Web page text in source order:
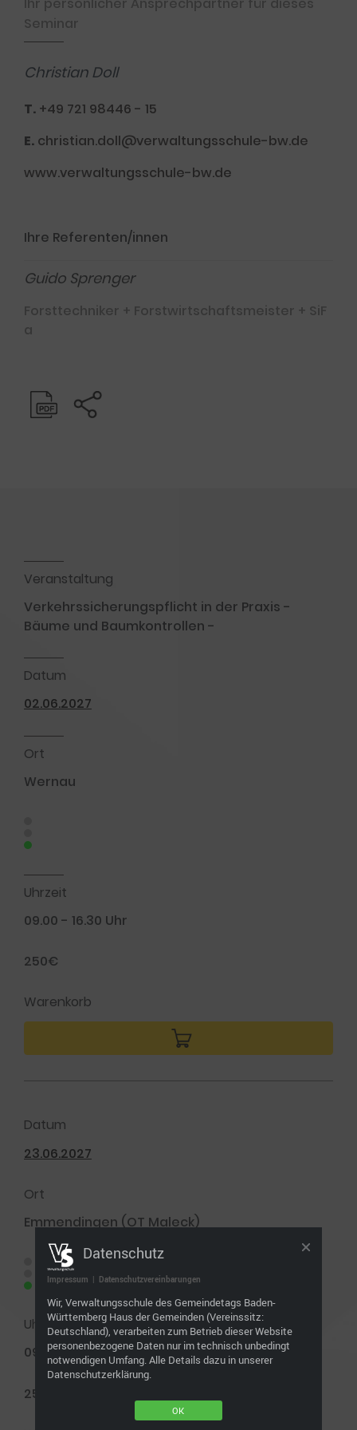
Seminar
Christian Doll
T. +49 721 98446 - 15
E. christian.doll@verwaltungsschule-bw.de
www.verwaltungsschule-bw.de
Ihre Referenten/innen
Guido Sprenger
Forsttechniker + Forstwirtschaftsmeister + SiF
a
Veranstaltung
Verkehrssicherungspflicht in der Praxis -
Bäume und Baumkontrollen -
Datum
02.06.2027
Ort
Wernau
Uhrzeit
09.00 - 16.30 Uhr
250€
Warenkorb
Datum
23.06.2027
Ort
Emmendingen (OT Maleck)
Uhrzeit
09.00 - 16.30 Uhr
250€
Datenschutz
Impressum | Datenschutzvereinbarungen
Wir, Verwaltungsschule des Gemeindetags Baden-
Württemberg Haus der Gemeinden (Vereinssitz:
Deutschland), verarbeiten zum Betrieb dieser Website
personenbezogene Daten nur im technisch unbedingt
notwendigen Umfang. Alle Details dazu in unserer
Datenschutzerklärung.
OK